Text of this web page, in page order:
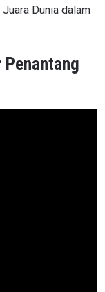
Dunia dalam